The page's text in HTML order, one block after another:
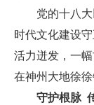
党的十八
时代文化建设
活力迸发，一
在神州大地徐徐
守护根脉